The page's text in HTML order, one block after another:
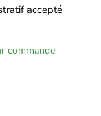
accepté
commande